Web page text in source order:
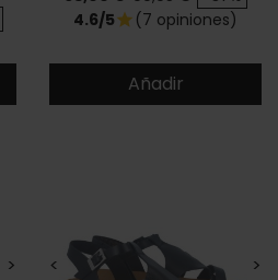
4.6/5star (7 opiniones)
Añadir
> < >